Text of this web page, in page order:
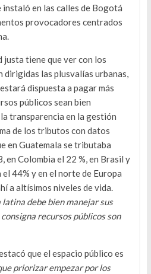
en las calles de Bogotá
provocadores centrados
justa tiene que ver con los
dirigidas las plusvalías urbanas,
dispuesta a pagar más
públicos sean bien
transparencia en la gestión
de los tributos con datos
en Guatemala se tributaba
en Colombia el 22 %, en Brasil y
el 44% y en el norte de Europa
a altísimos niveles de vida.
latina debe bien manejar sus
recursos públicos son
que el espacio público es
priorizar empezar por los